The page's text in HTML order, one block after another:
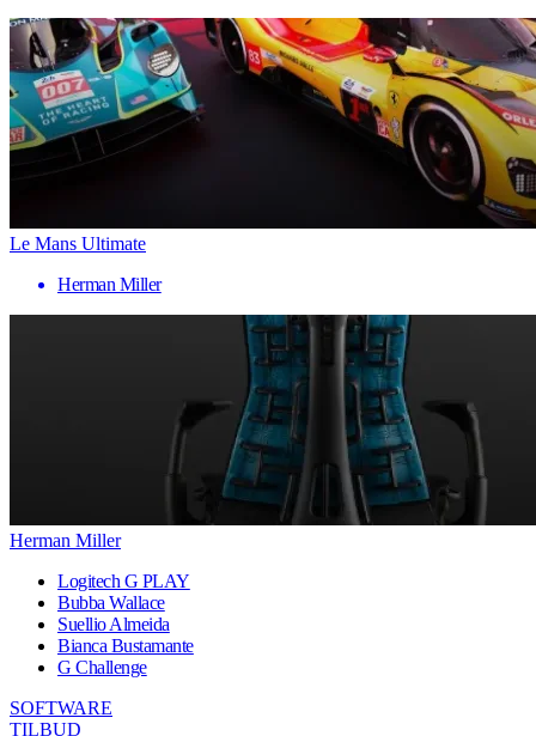
Le Mans Ultimate
Herman Miller
Herman Miller
Logitech G PLAY
Bubba Wallace
Suellio Almeida
Bianca Bustamante
G Challenge
SOFTWARE
TILBUD